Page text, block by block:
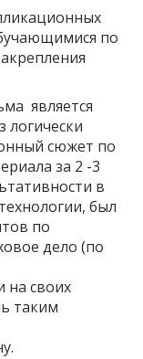
по
является
логически
сюжет по
за 2 -3
в
был
по
дело (по
на своих
таким